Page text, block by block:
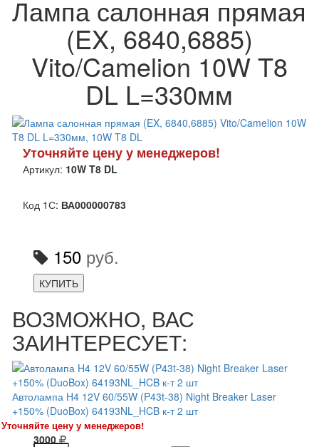
Лампа салонная прямая
(EX, 6840,6885)
Vito/Camelion 10W T8
DL L=330мм
Уточняйте цену у менеджеров!
Артикул: 10W T8 DL
Код 1С: ВА000000783
150 руб.
КУПИТЬ
ВОЗМОЖНО, ВАС
ЗАИНТЕРЕСУЕТ:
Автолампа H4 12V 60/55W (P43t-38) Night Breaker Laser
+150% (DuoBox) 64193NL_HCB к-т 2 шт
Уточняйте цену у менеджеров!
3000